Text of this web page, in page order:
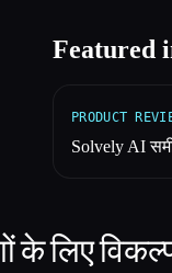
Featured
PRODUCT
Solvely AI
के लिए